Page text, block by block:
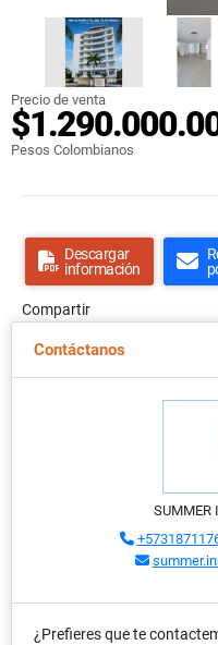
Precio de venta
Pesos Colombianos
Descargar
información
Compartir
Contáctanos
SUMMER
¿Prefieres que te